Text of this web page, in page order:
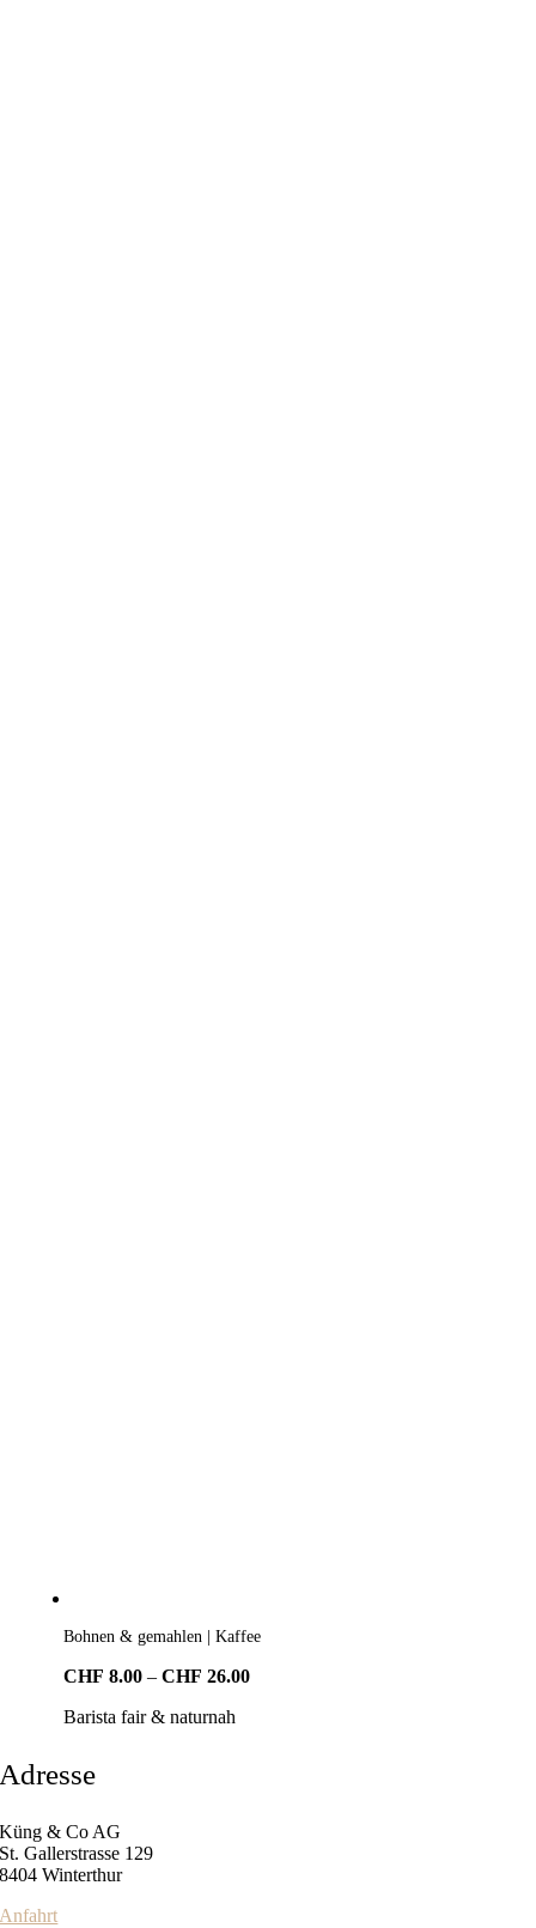
Bohnen & gemahlen | Kaffee
CHF 8.00 – CHF 26.00Preisspanne:
Barista fair & naturnah
Adresse
Küng & Co AG
St. Gallerstrasse 129
8404 Winterthur
Anfahrt